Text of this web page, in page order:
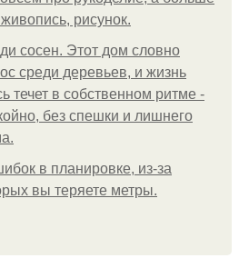
рисунок.
сосен. Этот дом словно
среди деревьев, и жизнь
течет в собственном ритме -
без спешки и лишнего
в планировке, из-за
вы теряете метры.